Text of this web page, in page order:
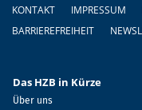
KONTAKT IMPRESSUM
BARRIEREFREIHEIT
Das HZB in Kürze
Über uns